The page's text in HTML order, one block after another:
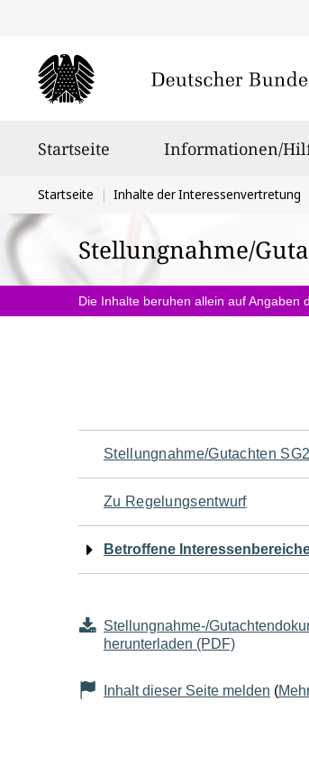
Startseite Informationen/
Sie
befinden
sich
hier:
Startseite Inhalte der Interessenvertretung
Stellungnahme/
Die Inhalte beruhen allein auf Angaben
Navigation
für
den
Seiteninhalt
Stellungnahme/Gutachten
Zu Regelungsentwurf
Betroffene
Stellungnahme-/
herunterladen (PDF)
Inhalt dieser Seite melden (